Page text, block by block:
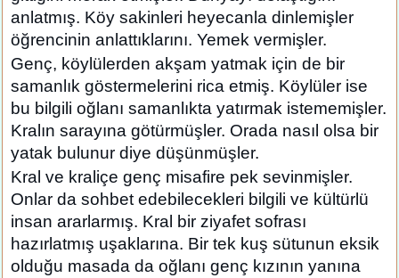
anlatmış. Köy sakinleri heyecanla dinlemişler
öğrencinin anlattıklarını. Yemek vermişler.
Genç, köylülerden akşam yatmak için de bir
samanlık göstermelerini rica etmiş. Köylüler ise
bu bilgili oğlanı samanlıkta yatırmak istememişler.
Kralın sarayına götürmüşler. Orada nasıl olsa bir
yatak bulunur diye düşünmüşler.
Kral ve kraliçe genç misafire pek sevinmişler.
Onlar da sohbet edebilecekleri bilgili ve kültürlü
insan ararlarmış. Kral bir ziyafet sofrası
hazırlatmış uşaklarına. Bir tek kuş sütunun eksik
olduğu masada da oğlanı genç kızının yanına